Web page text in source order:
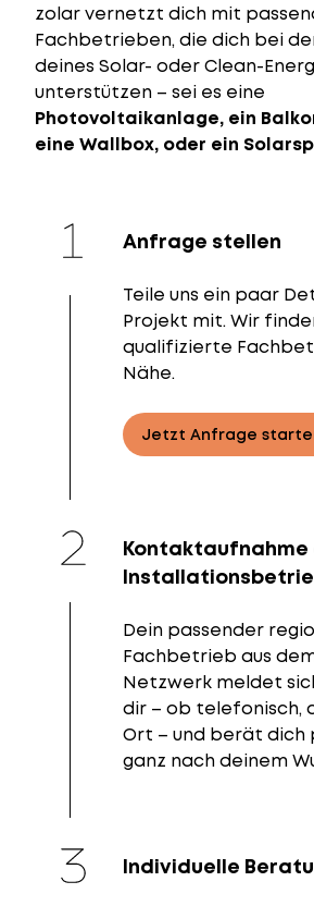
zolar vernetzt dich mit
Fachbetrieben, die dich bei
deines Solar- oder Clean-
unterstützen – sei es eine
Photovoltaikanlage, ein
eine Wallbox, oder ein
Anfrage stellen
Teile uns ein paar
Projekt mit. Wir
qualifizierte
Nähe.
Jetzt Anfrage
Kontaktaufnahme
Dein passender
Fachbetrieb aus
Netzwerk meldet
dir – ob telefonisch,
Ort – und berät dich
ganz nach deinem
Individuelle